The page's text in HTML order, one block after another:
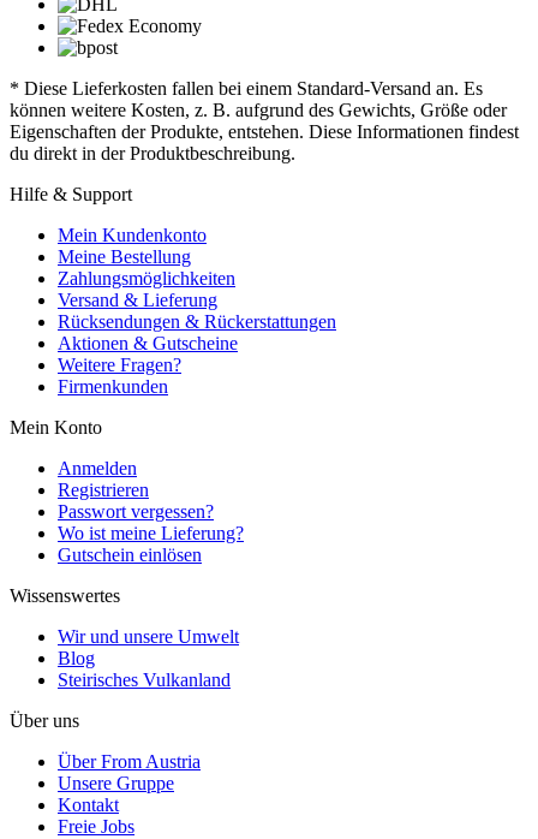
* Diese Lieferkosten fallen bei einem Standard-Versand an. Es
können weitere Kosten, z. B. aufgrund des Gewichts, Größe oder
Eigenschaften der Produkte, entstehen. Diese Informationen findest
du direkt in der Produktbeschreibung.
Hilfe & Support
Mein Kundenkonto
Meine Bestellung
Zahlungsmöglichkeiten
Versand & Lieferung
Rücksendungen & Rückerstattungen
Aktionen & Gutscheine
Weitere Fragen?
Firmenkunden
Mein Konto
Anmelden
Registrieren
Passwort vergessen?
Wo ist meine Lieferung?
Gutschein einlösen
Wissenswertes
Wir und unsere Umwelt
Blog
Steirisches Vulkanland
Über uns
Über From Austria
Unsere Gruppe
Kontakt
Freie Jobs